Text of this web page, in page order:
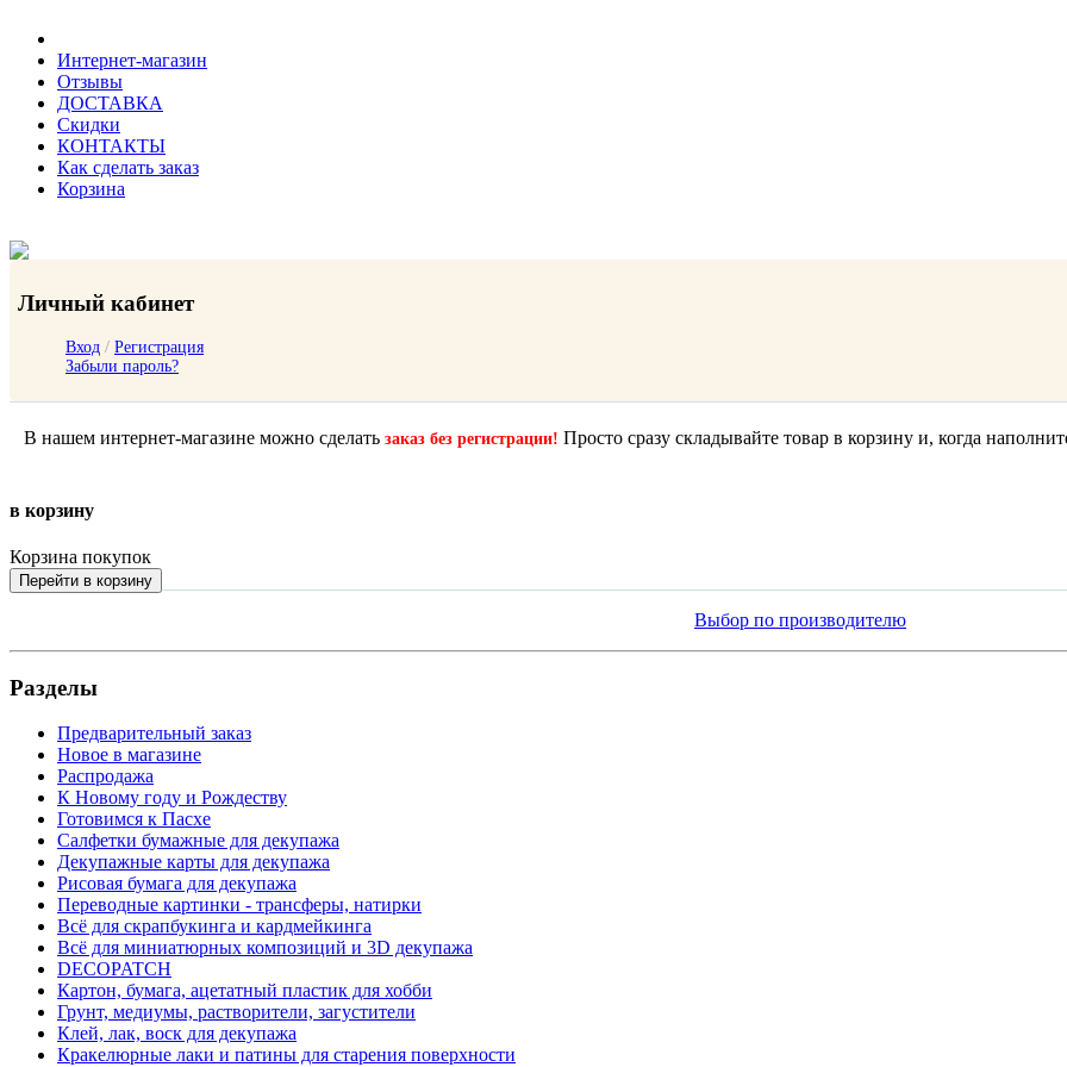
Интернет-магазин
Отзывы
ДОСТАВКА
Скидки
КОНТАКТЫ
Как сделать заказ
Корзина
Личный кабинет
Вход / Регистрация
Забыли пароль?
В нашем интернет-магазине можно сделать заказ без регистрации! Просто сразу складывайте товар в корзину и, когда
в корзину
Корзина покупок
Перейти в корзину
Выбор по производителю
Разделы
Предварительный заказ
Новое в магазине
Распродажа
К Новому году и Рождеству
Готовимся к Пасхе
Салфетки бумажные для декупажа
Декупажные карты для декупажа
Рисовая бумага для декупажа
Переводные картинки - трансферы, натирки
Всё для скрапбукинга и кардмейкинга
Всё для миниатюрных композиций и 3D декупажа
DECOPATCH
Картон, бумага, ацетатный пластик для хобби
Грунт, медиумы, растворители, загустители
Клей, лак, воск для декупажа
Кракелюрные лаки и патины для старения поверхности